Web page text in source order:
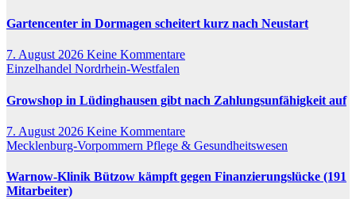
Gartencenter in Dormagen scheitert kurz nach Neustart
7. August 2026 Keine Kommentare
Einzelhandel Nordrhein-Westfalen
Growshop in Lüdinghausen gibt nach Zahlungsunfähigkeit auf
7. August 2026 Keine Kommentare
Mecklenburg-Vorpommern Pflege & Gesundheitswesen
Warnow-Klinik Bützow kämpft gegen Finanzierungslücke (191
Mitarbeiter)